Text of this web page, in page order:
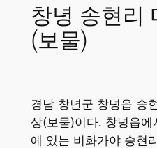
창녕 송현리
(보물)
경남 창년군 창녕읍 송
상(보물)이다. 창녕읍
에 있는 비화가야 송현